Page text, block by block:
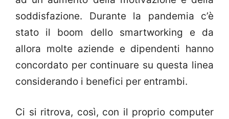
soddisfazione. Durante la pandemia c’è
stato il boom dello smartworking e da
allora molte aziende e dipendenti hanno
concordato per continuare su questa linea
considerando i benefici per entrambi.
Ci si ritrova, così, con il proprio computer